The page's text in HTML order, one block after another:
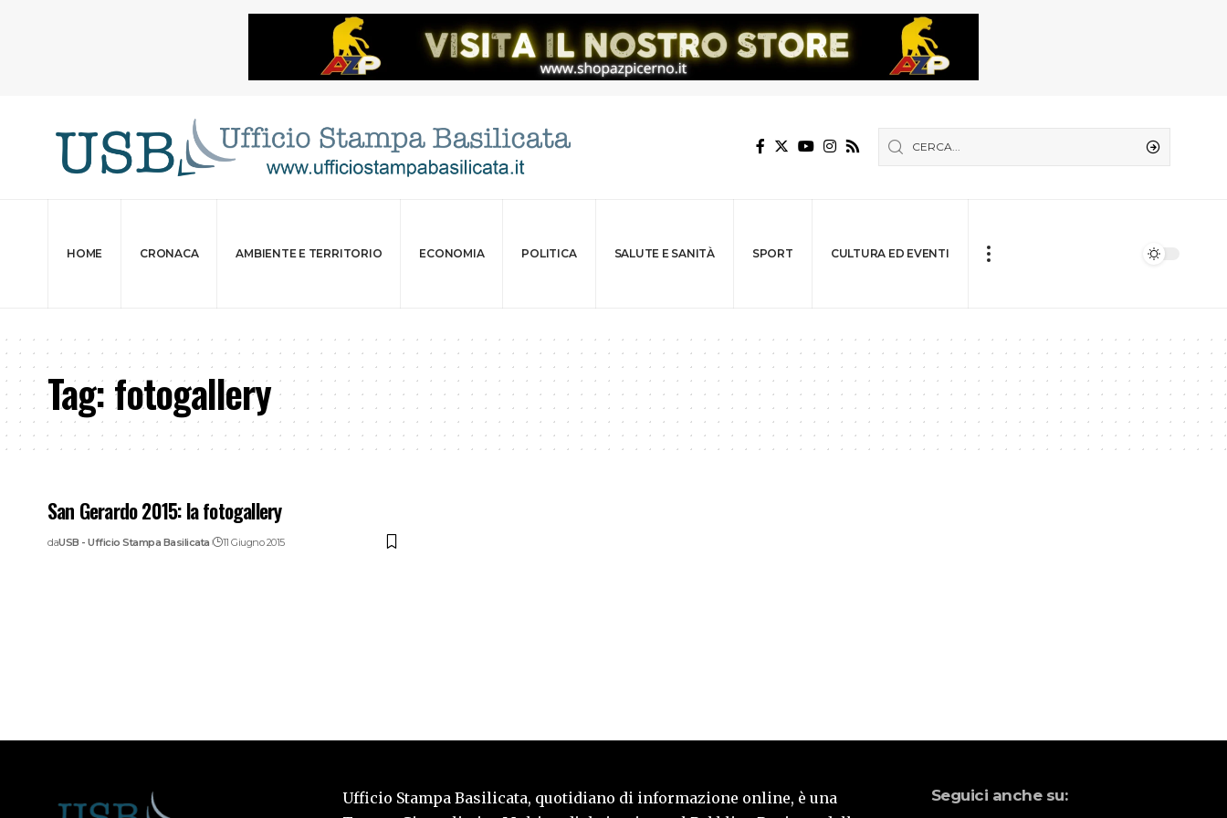
HOME CRONACA AMBIENTE E TERRITORIO ECONOMIA POLITICA SALUTE E SANITÀ SPORT CULTURA ED EVENTI
Tag:fotogallery
San Gerardo 2015: la fotogallery
daUSB - Ufficio Stampa Basilicata 11 Giugno 2015
Ufficio Stampa Basilicata, quotidiano di informazione online, è una
Seguici anche su: